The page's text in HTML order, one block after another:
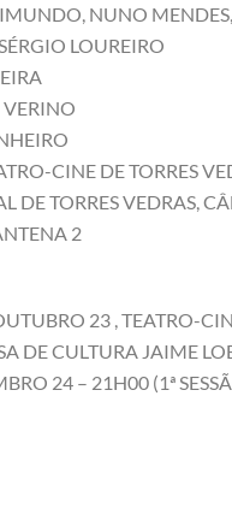
NUNO
LOUREIRO
CINE DE TORRES
DE TORRES VEDRAS,
2
23 , TEATRO-
DE CULTURA JAIME
24 – 21H00 (1ª